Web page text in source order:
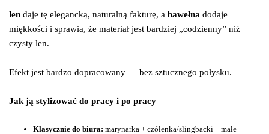
len daje tę elegancką, naturalną fakturę, a bawełna dodaje
miękkości i sprawia, że materiał jest bardziej „codzienny” niż
czysty len.
Efekt jest bardzo dopracowany — bez sztucznego połysku.
Jak ją stylizować do pracy i po pracy
Klasycznie do biura: marynarka + czółenka/slingbacki + małe